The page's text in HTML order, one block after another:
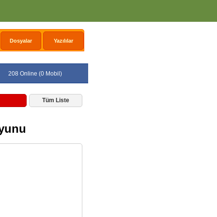
Dosyalar Yazılılar
208 Online (0 Mobil)
Tüm Liste